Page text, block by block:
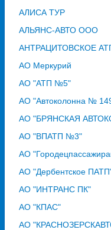
АЛИСА ТУР
АЛЬЯНС-АВТО ООО
АНТРАЦИТОВСКОЕ
АО Меркурий
АО "АТП №5"
АО "Автоколонна №
АО "БРЯНСКАЯ
АО "ВПАТП №3"
АО
АО "Дербентское
АО "ИНТРАНС ПК"
АО "КПАС"
АО